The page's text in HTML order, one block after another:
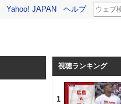
Yahoo! JAPAN ヘルプ
視聴ランキング
1